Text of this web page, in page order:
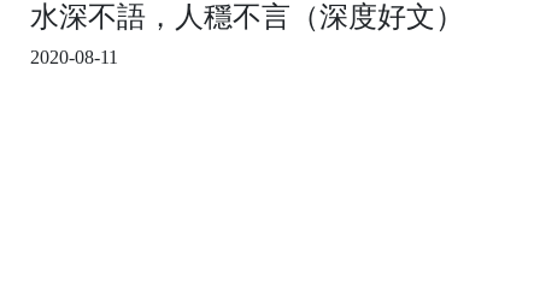
水深不語，人穩不言（深度好文）
2020-08-11